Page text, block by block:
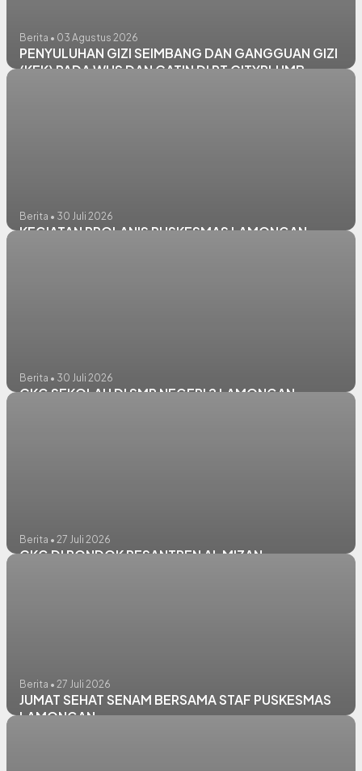
Berita • 03 Agustus 2026
PENYULUHAN GIZI SEIMBANG DAN GANGGUAN GIZI
(KEK) PADA WUS DAN CATIN DI PT CITYPLUMB
Berita • 30 Juli 2026
KEGIATAN PROLANIS PUSKESMAS LAMONGAN
Berita • 30 Juli 2026
CKG SEKOLAH DI SMP NEGERI 2 LAMONGAN
Berita • 27 Juli 2026
CKG DI PONDOK PESANTREN AL MIZAN
Berita • 27 Juli 2026
JUMAT SEHAT SENAM BERSAMA STAF PUSKESMAS
LAMONGAN